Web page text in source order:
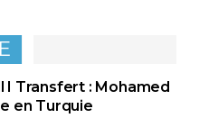
I Transfert : Mohamed
en Turquie